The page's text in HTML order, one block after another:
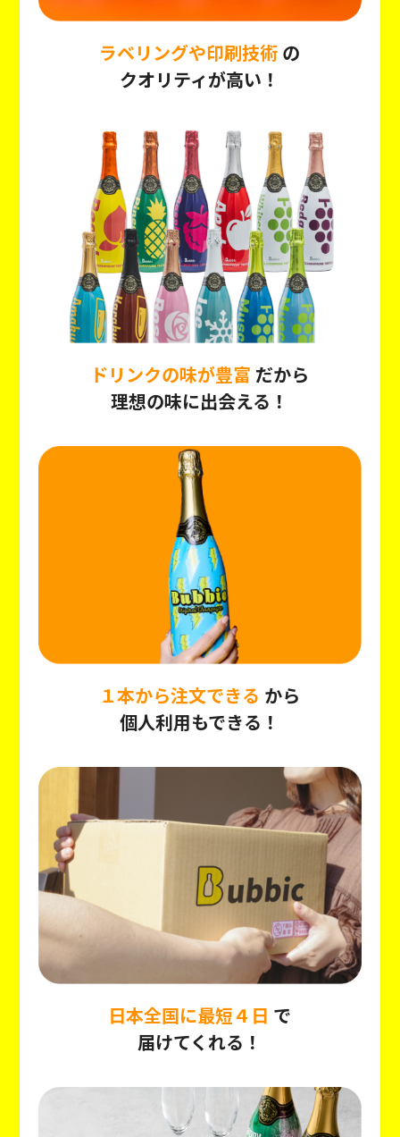
ラベリングや印刷技術 の
クオリティが高い！
ドリンクの味が豊富 だから
理想の味に出会える！
１本から注文できる から
個人利用もできる！
日本全国に最短４日 で
届けてくれる！